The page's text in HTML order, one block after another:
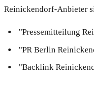
Reinickendorf-Anbieter
"Pressemitteilung
"PR Berlin
"Backlink